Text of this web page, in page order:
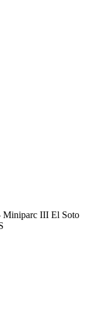
Miniparc III El Soto